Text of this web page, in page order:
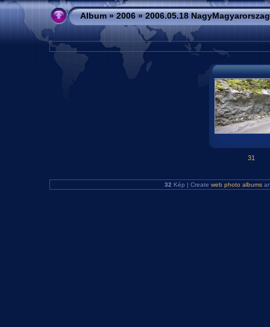
Album»2006»2006.05.18
31
32 Kép | Create web photo albums